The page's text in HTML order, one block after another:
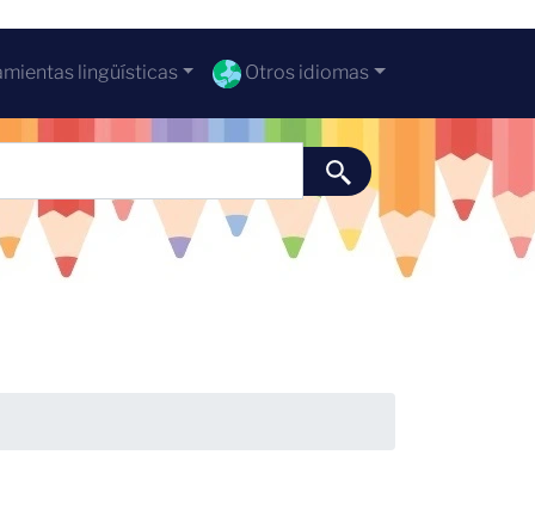
lingüísticas Otros idiomas